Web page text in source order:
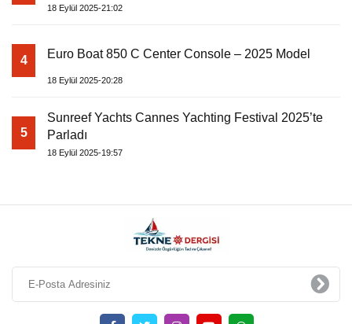
18 Eylül 2025-21:02
4 Euro Boat 850 C Center Console – 2025 Model
18 Eylül 2025-20:28
5
Sunreef Yachts Cannes Yachting Festival 2025’te
Parladı
18 Eylül 2025-19:57